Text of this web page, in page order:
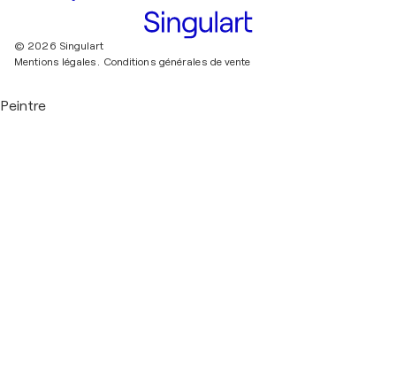
© 2026 Singulart
Mentions légales. Conditions générales de vente
Peintre